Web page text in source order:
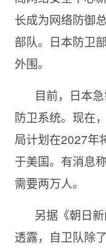
长成为网络防御
部队。日本防卫
外围。
目前，日本
防卫系统。现在
局计划在2027年
于美国。有消息
需要两万人。
另据《朝日
透露，自卫队除